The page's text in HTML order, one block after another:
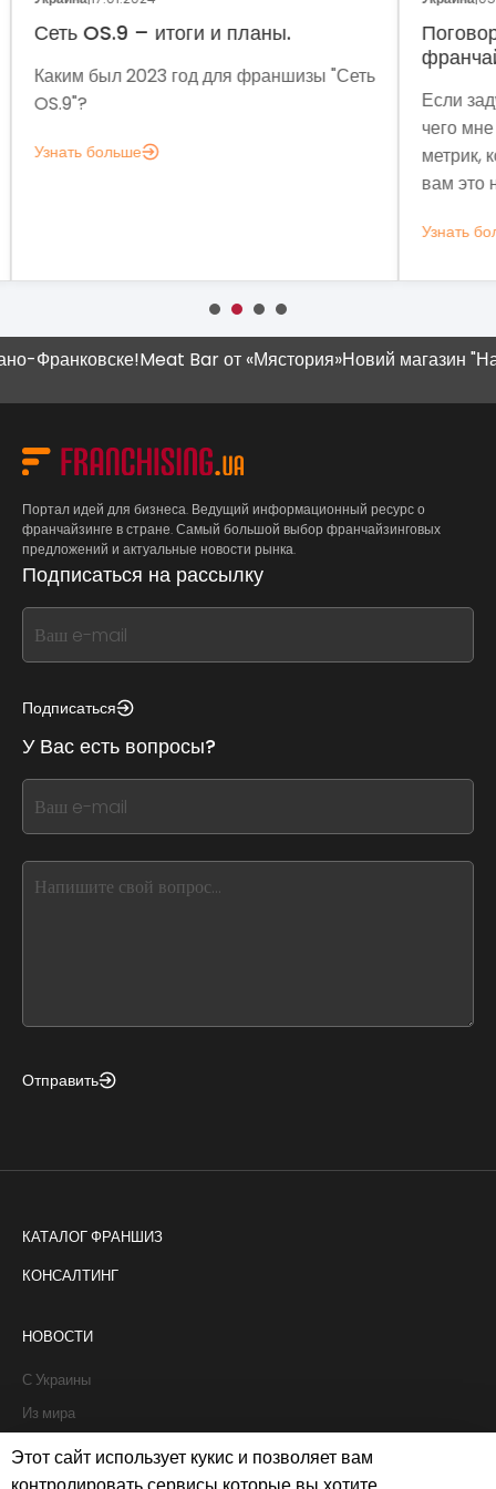
Поговорим о динамике рынка
Если задумались над вопросом «А для
метрик, которые помогут понять, зачем
мы
Meat Bar от «Мястория»Новий магазин "Наш
Портал идей для бизнеса. Ведущий информационный ресурс о
франчайзинге в стране. Самый большой выбор франчайзинговых
предложений и актуальные новости рынка.
Подписаться на рассылку
If
you
this,
this
form
field
blank
Подписаться
У Вас есть вопросы?
If
you
this,
Отправить
КАТАЛОГ ФРАНШИЗ
КОНСАЛТИНГ
НОВОСТИ
С Украины
Из мира
Интервью
Истории франчайзи
Этот сайт использует кукис и позволяет вам